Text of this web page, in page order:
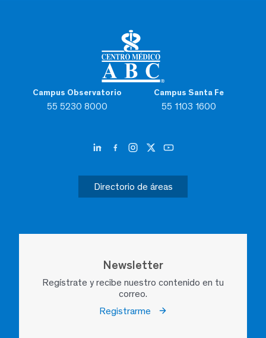
Campus Observatorio
55 5230 8000
Campus Santa Fe
55 1103 1600
Directorio de áreas
Newsletter
Regístrate y recibe nuestro contenido en tu
correo.
Registrarme